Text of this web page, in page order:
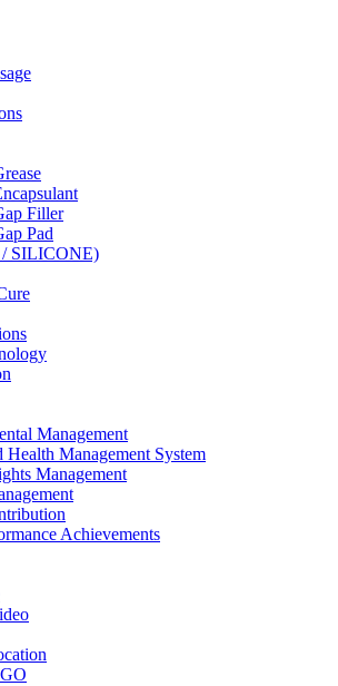
Filler
Pad
SILICONE)
Management
Health Management System
Management
Achievements